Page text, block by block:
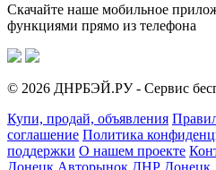
Скачайте наше мобильное
функциями прямо из телефона
© 2026 ДНРБЭЙ.РУ - Сервис
Купи, продай, объявления
соглашение Политика
поддержки О нашем проекте
Донецк Авторынок ДНР Донецк